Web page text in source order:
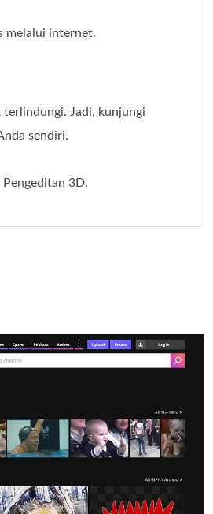
melalui internet.
Jadi, kunjungi
sendiri.
3D.